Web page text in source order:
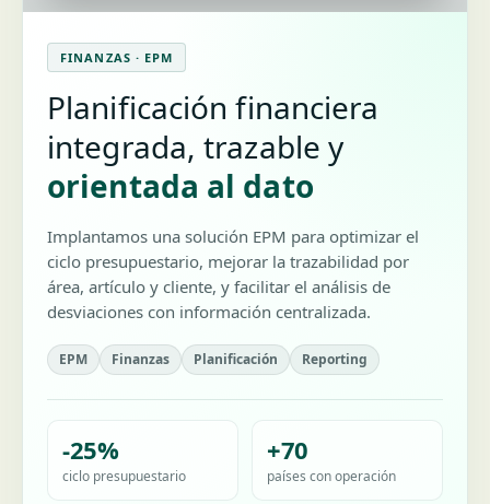
FINANZAS · EPM
Planificación financiera
integrada, trazable y
orientada al dato
Implantamos una solución EPM para optimizar el
ciclo presupuestario, mejorar la trazabilidad por
área, artículo y cliente, y facilitar el análisis de
desviaciones con información centralizada.
EPM Finanzas Planificación Reporting
-25%
ciclo presupuestario
+70
países con operación